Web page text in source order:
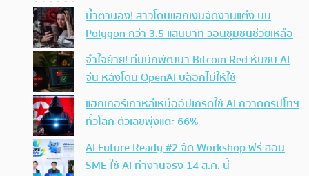
น้ำตานอง! สาวโดนแฮกเงินจัดงานแต่ง บน
Polygon กว่า 3.5 แสนบาท วอนชุมชนช่วยเหลือ
จำใจย้าย! ทีมนักพัฒนา Bitcoin Red หันซบ AI
จีน หลังโดน OpenAI บล็อกไม่ให้ใช้
แฮกเกอร์เกาหลีเหนืออัปเกรดใช้ AI กวาดคริปโทฯ
ทั่วโลก ตัวเลขพุ่งแตะ 66%
AI Future Ready #2 จัด Workshop ฟรี สอน
SME ใช้ AI ทำงานจริง 14 ส.ค. นี้